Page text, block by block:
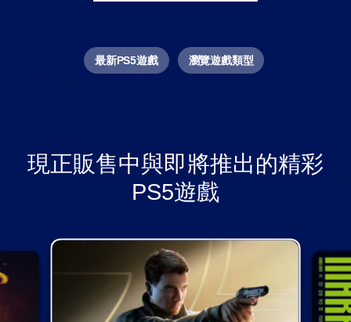
最新PS5遊戲 瀏覽遊戲類型
現正販售中與即將推出的精彩
PS5遊戲